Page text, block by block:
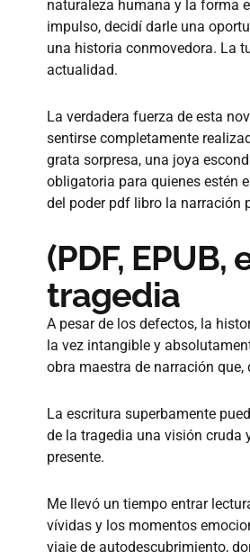
naturaleza humana y la forma
impulso, decidí darle una
una historia conmovedora. La
actualidad.
La verdadera fuerza de esta
sentirse completamente
grata sorpresa, una joya
obligatoria para quienes estén
del poder pdf libro la narración
(PDF,
tragedia
A pesar de los defectos, la
la vez intangible y
obra maestra de narración
La escritura superbamente
de la tragedia una visión cruda
presente.
Me llevó un tiempo entrar
vívidas y los momentos
viaje de autodescubrimiento,